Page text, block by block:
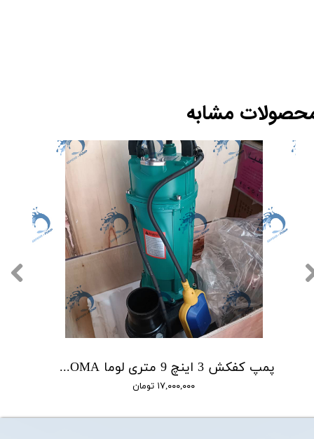
پمپ کفکش 3 اینچ 9 متری لوما LOMA مدل QDX40-9-0.75F
۱۷,۰۰۰,۰۰۰ تومان
مشابه